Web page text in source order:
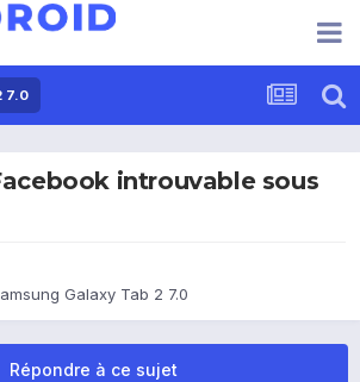
7.0
introuvable sous
Galaxy Tab 2 7.0
Répondre à ce sujet